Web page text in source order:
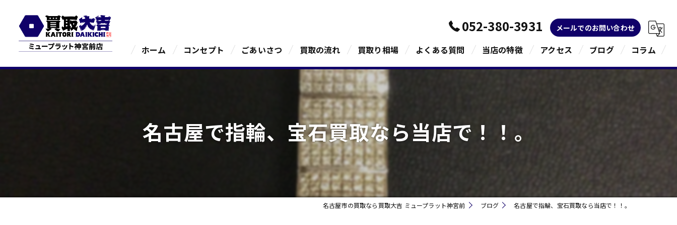
052-380-3931 メールでのお問い合わせ
ホーム コンセプト ごあいさつ 買取の流れ 買取り相場 よくある質問 当店の特徴
宝石
指輪
アクセス ブログ コラム
名古屋で指輪、宝石買取なら当店で！！。
名古屋市の買取なら買取大吉 ミュープラット神宮前 ブログ 名古屋で指輪、宝石買取なら当店で！！。